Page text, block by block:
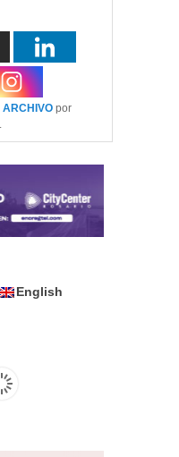
ARCHIVO por
English